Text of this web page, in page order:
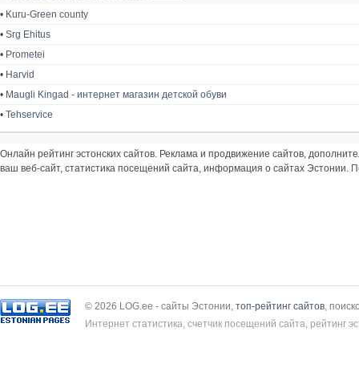
• Kuru-Green county
• Srg Ehitus
• Prometei
• Harvid
• Maugli Kingad - интернет магазин детской обуви
• Tehservice
Онлайн рейтинг эстонских сайтов. Реклама и продвижение сайтов,
ваш веб-сайт, статистика посещений сайта, информация о сайтах Эстонии.
© 2026 LOG.ee - сайты Эстонии, топ-рейтинг сайтов ,
Интернет статистика, счетчик посещений сайта, рейтинг